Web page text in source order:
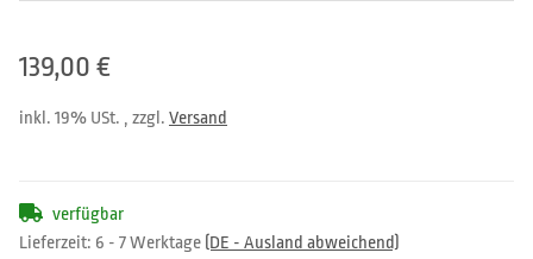
139,00 €
inkl. 19% USt. , zzgl. Versand
verfügbar
Lieferzeit: 6 - 7 Werktage (DE - Ausland abweichend)